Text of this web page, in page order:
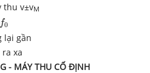
thu v±vM
f0
lại gần
xa
- MÁY THU CỐ ĐỊNH